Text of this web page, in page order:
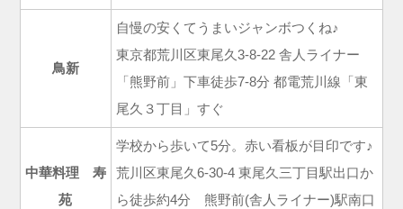
鳥新
自慢の安くてうまいジャンボつくね♪
東京都荒川区東尾久3-8-22 舎人ライナー
「熊野前」下車徒歩7-8分 都電荒川線「東
尾久３丁目」すぐ
中華料理 寿
苑
学校から歩いて5分。赤い看板が目印です♪
荒川区東尾久6-30-4 東尾久三丁目駅出口か
ら徒歩約4分 熊野前(舎人ライナー)駅南口